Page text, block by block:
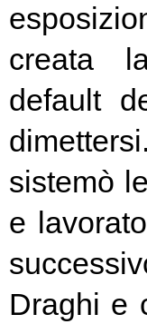
creata
default
sistemò
e
Draghi e